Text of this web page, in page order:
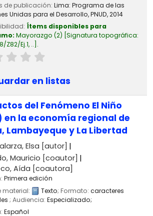
de publicación: Lima: Programa de las
Unidas para el Desarrollo, PNUD,2014
Ítems disponibles para
Mayorazgo (2) Signatura topográfica:
Z82/Ej.1, .. .
en listas
del Fenómeno El Niño
en la economía regional de
Lambayeque y La Libertad
Elsa [autor]
Mauricio [coautor]
Aída [coautora]
Primera edición
material:
Texto; Formato: caracteres
; Audiencia: Especializado;
Español